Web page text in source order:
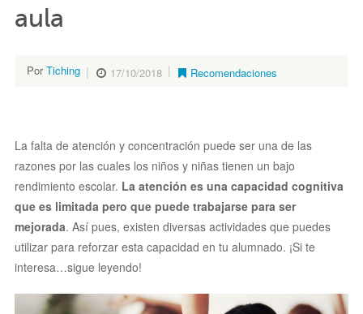
aula
PorTiching 17/10/2018 Recomendaciones
La falta de atención y concentración puede ser una de las
razones por las cuales los niños y niñas tienen un bajo
rendimiento escolar. La atención es una capacidad cognitiva
que es limitada pero que puede trabajarse para ser
mejorada. Así pues, existen diversas actividades que puedes
utilizar para reforzar esta capacidad en tu alumnado. ¡Si te
interesa…sigue leyendo!